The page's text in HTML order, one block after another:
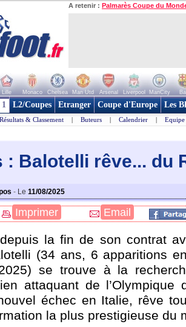
A retenir : Palmarès Coupe du
Lille Monaco Chelsea Man Utd Arsenal Liverpool ManCity
1 L2/Coupes Etranger Coupe d'Europe Les
Résultats & Classement | Buteurs | Calendrier | Equipe
: Balotelli rêve... du
- Le 11/08/2025
Imprimer Email
la fin de son contrat
(34 ans, 6 apparitions
se trouve à la
attaquant de l’Olympique
échec en Italie, rêve
la plus prestigieuse du